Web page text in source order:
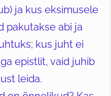
ja kus eksimusele
pakutakse abi ja
kus juht ei
epistlit, vaid juhib
leida.